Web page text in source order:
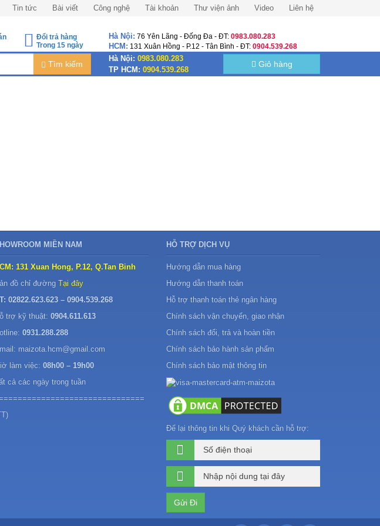
Tin tức Bài viết Công nghệ Tài khoản Thư viện ảnh Video Liên hệ
Đổi trả hàng
Trong 15 ngày
Hà Nội: 76 Yên Lãng - Đống Đa - ĐT: 0983.080.283
HCM: 131 Xuân Hồng - P.12 - Tân Bình - ĐT: 0904.539.268
Tìm kiếm
Hà Nội: 0983.080.283
TP HCM: 0904.539.268
Giỏ hàng
MIỀN NAM
131 Xuan Hong, P.12, Q.Tan Binh
đồ chỉ đường Tại đây
02822.623.623 – 0904.539.268
trợ kỹ thuật: 0904.611.613
0931.288.288
maizota.hcm@gmail.com
làm việc: 08h00 – 19h00
cả các ngày trong tuần
HỖ TRỢ DỊCH VỤ
Hướng dẫn mua hàng
Hướng dẫn thanh toán
Hỗ trợ thanh toán thẻ ngân hàng
Chính sách vận chuyển, giao nhận
Chính sách đổi, trả và hoàn tiền
Chính sách bảo hành sản phẩm
Chính sách bảo mật thông tin
Để lại thông tin khi Quý khách cần hỗ trợ: